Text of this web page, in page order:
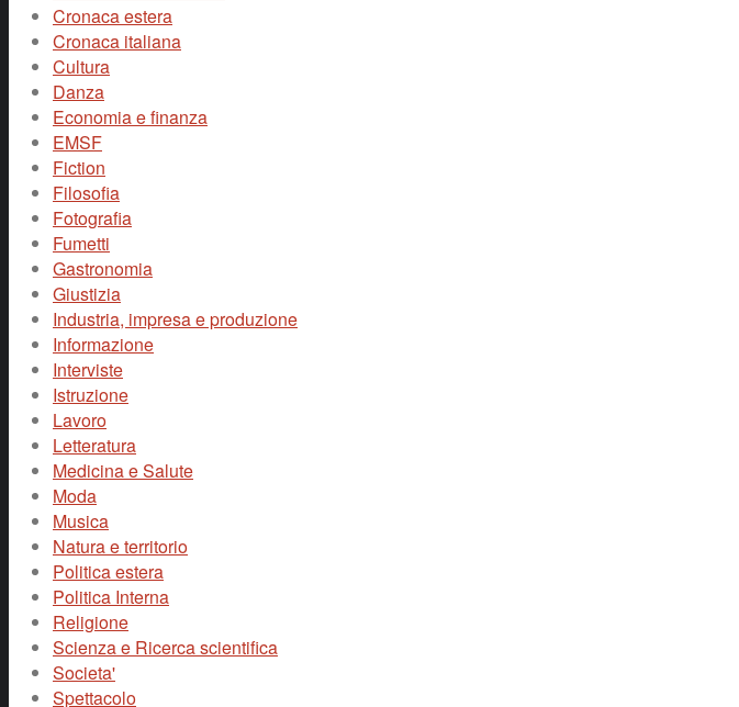
Cronaca estera
Cronaca italiana
Cultura
Danza
Economia e finanza
EMSF
Fiction
Filosofia
Fotografia
Fumetti
Gastronomia
Giustizia
Industria, impresa e produzione
Informazione
Interviste
Istruzione
Lavoro
Letteratura
Medicina e Salute
Moda
Musica
Natura e territorio
Politica estera
Politica Interna
Religione
Scienza e Ricerca scientifica
Societa'
Spettacolo